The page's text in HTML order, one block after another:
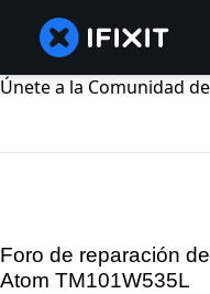
Únete a la Comunidad
Foro de reparación
Atom TM101W535L